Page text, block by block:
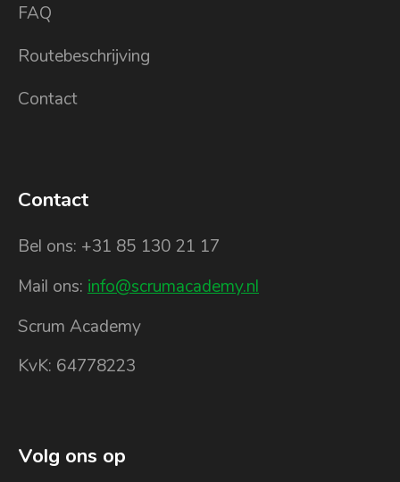
FAQ
Routebeschrijving
Contact
Contact
Bel ons: +31 85 130 21 17
Mail ons: info@scrumacademy.nl
Scrum Academy
KvK: 64778223
Volg ons op